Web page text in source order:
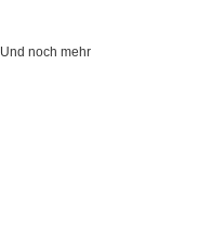
Und noch mehr